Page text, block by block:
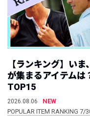
【ランキング】いま
が集まるアイテムは
TOP15
2026.08.06
NEW
POPULAR ITEM RANKING 7/